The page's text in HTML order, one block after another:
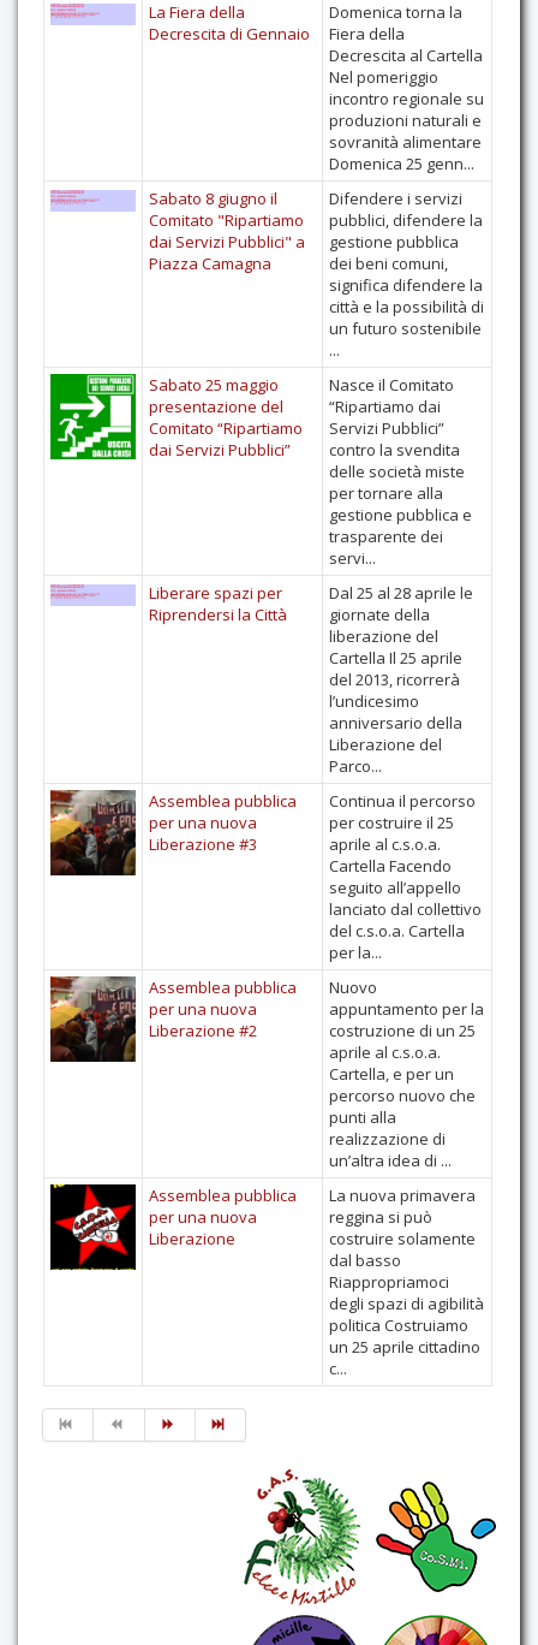
La Fiera della
Decrescita di Gennaio
Domenica torna la
Fiera della
Decrescita al Cartella
Nel pomeriggio
incontro regionale su
produzioni naturali e
sovranità alimentare
Domenica 25 genn...
Sabato 8 giugno il
Comitato "Ripartiamo
dai Servizi Pubblici" a
Piazza Camagna
Difendere i servizi
pubblici, difendere la
gestione pubblica
dei beni comuni,
significa difendere la
città e la possibilità di
un futuro sostenibile
...
Sabato 25 maggio
presentazione del
Comitato “Ripartiamo
dai Servizi Pubblici”
Nasce il Comitato
“Ripartiamo dai
Servizi Pubblici”
contro la svendita
delle società miste
per tornare alla
gestione pubblica e
trasparente dei
servi...
Liberare spazi per
Riprendersi la Città
Dal 25 al 28 aprile le
giornate della
liberazione del
Cartella Il 25 aprile
del 2013, ricorrerà
l’undicesimo
anniversario della
Liberazione del
Parco...
Assemblea pubblica
per una nuova
Liberazione #3
Continua il percorso
per costruire il 25
aprile al c.s.o.a.
Cartella Facendo
seguito all’appello
lanciato dal collettivo
del c.s.o.a. Cartella
per la...
Assemblea pubblica
per una nuova
Liberazione #2
Nuovo
appuntamento per la
costruzione di un 25
aprile al c.s.o.a.
Cartella, e per un
percorso nuovo che
punti alla
realizzazione di
un’altra idea di ...
Assemblea pubblica
per una nuova
Liberazione
La nuova primavera
reggina si può
costruire solamente
dal basso
Riappropriamoci
degli spazi di agibilità
politica Costruiamo
un 25 aprile cittadino
c...